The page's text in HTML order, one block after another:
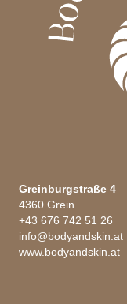
Greinburgstraße 4
4360 Grein
+43 676 742 51 26
info@bodyandskin.at
www.bodyandskin.at